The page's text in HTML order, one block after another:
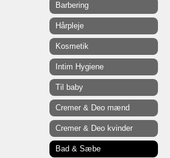
Barbering
Hårpleje
Kosmetik
Intim Hygiene
Til baby
Cremer & Deo mænd
Cremer & Deo kvinder
Bad & Sæbe